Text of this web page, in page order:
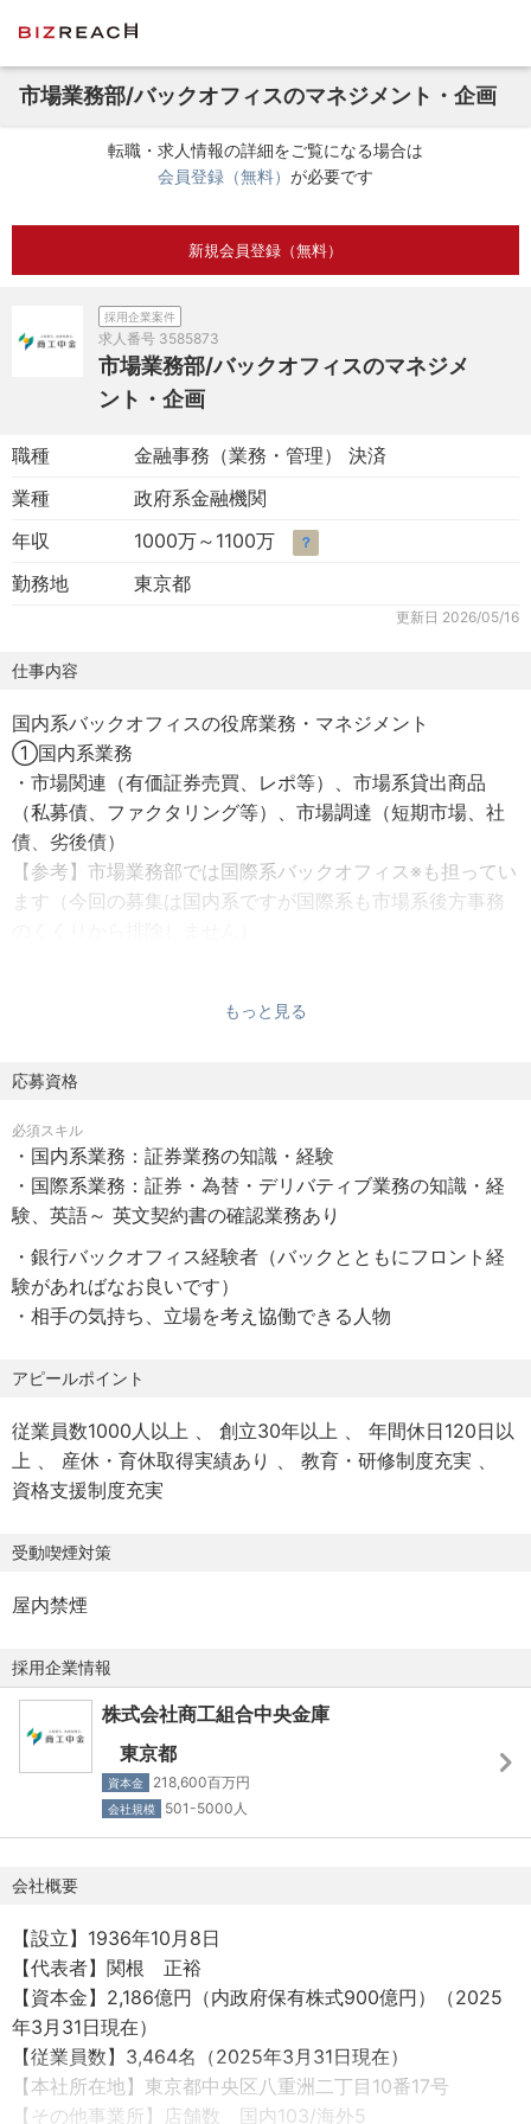
市場業務部/バックオフィスのマネジメント・企画
転職・求人情報の詳細をご覧になる場合は
会員登録（無料） が必要です
新規会員登録（無料）
採用企業案件
求人番号 3585873
市場業務部/バックオフィスのマネジメ
ント・企画
職種
金融事務（業務・管理） 決済
業種
政府系金融機関
年収
1000万～1100万 ？
勤務地 東京都
更新日 2026/05/16
仕事内容
国内系バックオフィスの役席業務・マネジメント
①国内系業務
・市場関連（有価証券売買、レポ等）、市場系貸出商品
（私募債、ファクタリング等）、市場調達（短期市場、社
債、劣後債）
【参考】市場業務部では国際系バックオフィス※も担ってい
ます（今回の募集は国内系ですが国際系も市場系後方事務
【ポジションとその魅力】
・グループマネジメント力、企画力の養成、向上
・将来のグループリーダーも想定（当金庫主査～管理職）
バックオフィスのスタッフ業務
①国内系業務
・市場関連（有価証券売買、レポ等）、市場系貸出商品
（私募債、ファクタリング等）、市場調達（短期市場、社
②国際系業務
買等）、外貨資金繰り、市場関連（有価証券売買、レポ
等）
国内系業務：バックオフィスの担当者
・多品種の業務習得によるバックオフィス経験補充、企画
もっと見る
応募資格
必須スキル
・国内系業務：証券業務の知識・経験
・国際系業務：証券・為替・デリバティブ業務の知識・経
験、英語～ 英文契約書の確認業務あり
・銀行バックオフィス経験者（バックとともにフロント経
験があればなお良いです）
・相手の気持ち、立場を考え協働できる人物
アピールポイント
従業員数1000人以上 創立30年以上
年間休日120日以
上
産休・育休取得実績あり
教育・研修制度充実
資格支援制度充実
受動喫煙対策
屋内禁煙
採用企業情報
株式会社商工組合中央金庫
東京都
資本金 218,600百万円
会社規模 501-5000人
会社概要
【設立】1936年10月8日
【代表者】関根 正裕
【資本金】2,186億円（内政府保有株式900億円）（2025
年3月31日現在）
【従業員数】3,464名（2025年3月31日現在）
【本社所在地】東京都中央区八重洲二丁目10番17号
【その他事業所】店舗数 国内103/海外5